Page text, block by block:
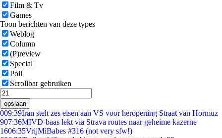
Film & Tv
Games
Toon berichten van deze types
Weblog
Column
(P)review
Special
Poll
Scrollbar gebruiken
opslaan
009:39Iran stelt zes eisen aan VS voor heropening Straat van Hormuz
907:36MIVD-baas lekt via Strava routes naar geheime kazerne
1606:35VrijMiBabes #316 (not very sfw!)